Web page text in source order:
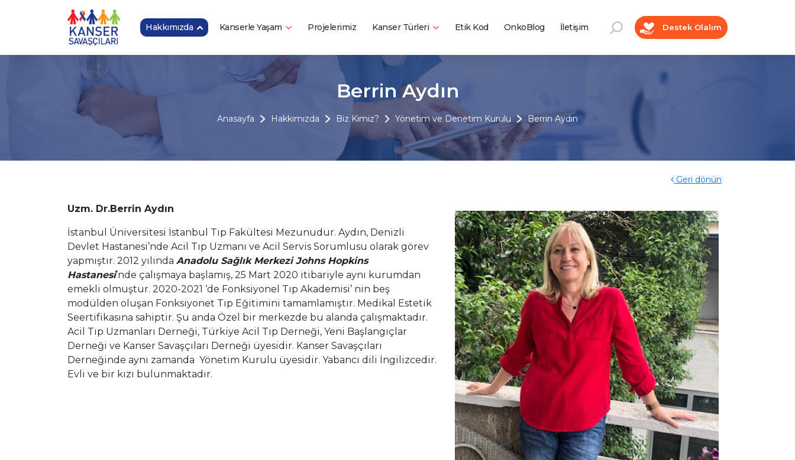
Hakkımızda Kanserle Yaşam Projelerimiz Kanser Türleri Etik Kod OnkoBlog İletişim Destek Olalım
Berrin Aydın
Anasayfa Hakkımızda Biz Kimiz? Yönetim ve Denetim Kurulu Berrin Aydın
Geri dönün
Uzm. Dr.Berrin Aydın
İstanbul Üniversitesi İstanbul Tıp Fakültesi Mezunudur. Aydın, Denizli
Devlet Hastanesi’nde Acil Tıp Uzmanı ve Acil Servis Sorumlusu olarak görev
yapmıştır. 2012 yılında Anadolu Sağlık Merkezi Johns Hopkins
Hastanesi’nde çalışmaya başlamış, 25 Mart 2020 itibariyle aynı kurumdan
emekli olmuştur. 2020-2021 ‘de Fonksiyonel Tıp Akademisi’ nin beş
modülden oluşan Fonksiyonet Tıp Eğitimini tamamlamıştır. Medikal Estetik
Seertifikasına sahiptir. Şu anda Özel bir merkezde bu alanda çalışmaktadır.
Acil Tıp Uzmanları Derneği, Türkiye Acil Tıp Derneği, Yeni Başlangıçlar
Derneği ve Kanser Savaşçıları Derneği üyesidir. Kanser Savaşçıları
Derneğinde aynı zamanda Yönetim Kurulu üyesidir. Yabancı dili İngilizcedir.
Evli ve bir kızı bulunmaktadır.